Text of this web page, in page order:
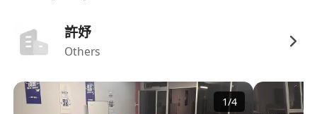
福利
提供具市場競爭力之月薪，按月以銀行轉賬方式
支付，薪酬結構清晰透明，並符合香港法例規定
許妤
Others
1/4